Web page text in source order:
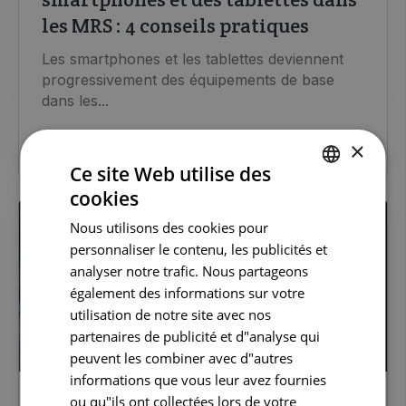
les MRS : 4 conseils pratiques
Les smartphones et les tablettes deviennent
progressivement des équipements de base
dans les...
LIRE LA SUITE
×
Ce site Web utilise des
cookies
Nous utilisons des cookies pour
personnaliser le contenu, les publicités et
analyser notre trafic. Nous partageons
également des informations sur votre
utilisation de notre site avec nos
partenaires de publicité et d"analyse qui
peuvent les combiner avec d"autres
informations que vous leur avez fournies
ou qu"ils ont collectées lors de votre